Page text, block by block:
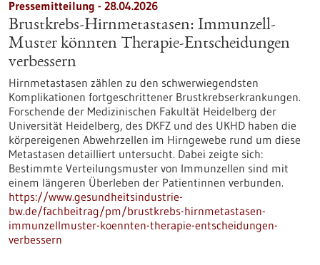
Pressemitteilung - 28.04.2026
Brustkrebs-Hirnmetastasen: Immunzell-
Muster könnten Therapie-Entscheidungen
verbessern
Hirnmetastasen zählen zu den schwerwiegendsten
Komplikationen fortgeschrittener Brustkrebserkrankungen.
Forschende der Medizinischen Fakultät Heidelberg der
Universität Heidelberg, des DKFZ und des UKHD haben die
körpereigenen Abwehrzellen im Hirngewebe rund um diese
Metastasen detailliert untersucht. Dabei zeigte sich:
Bestimmte Verteilungsmuster von Immunzellen sind mit
einem längeren Überleben der Patientinnen verbunden.
https://www.gesundheitsindustrie-
bw.de/fachbeitrag/pm/brustkrebs-hirnmetastasen-
immunzellmuster-koennten-therapie-entscheidungen-
verbessern